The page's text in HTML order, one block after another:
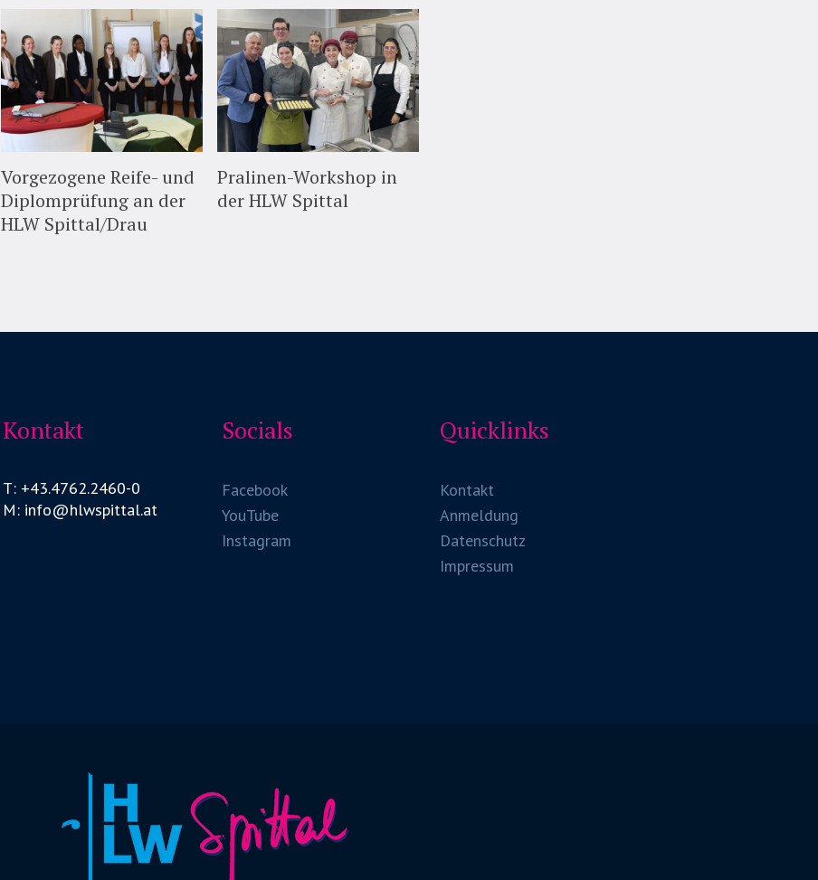
Vorgezogene Reife- und
Diplomprüfung an der
HLW Spittal/Drau
Pralinen-Workshop in
der HLW Spittal
Kontakt
T: +43.4762.2460-0
M: info@hlwspittal.at
Socials
Facebook
YouTube
Instagram
Quicklinks
Kontakt
Anmeldung
Datenschutz
Impressum